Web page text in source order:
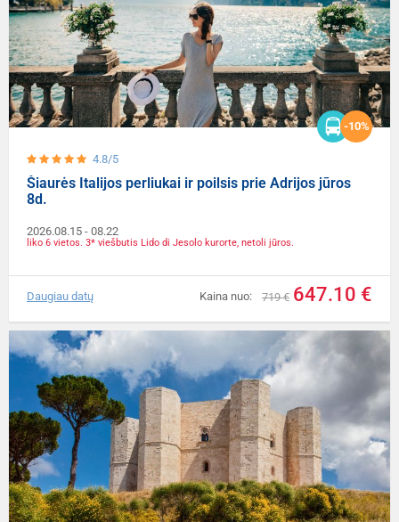
4.8/5
-10%
Šiaurės Italijos perliukai ir poilsis prie Adrijos jūros
8d.
2026.08.15 - 08.22
liko 6 vietos. 3* viešbutis Lido di Jesolo kurorte, netoli jūros.
Kaina nuo: 719 € 647.10 €
Daugiau datų